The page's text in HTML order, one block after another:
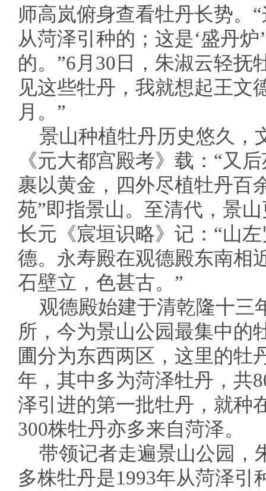
师高岚俯身查看牡丹长势。
从菏泽引种的；这是‘盛丹
的。”6月30日，朱淑云轻抚
见这些牡丹，我就想起王文
月。”
景山种植牡丹历史悠久，
《元大都宫殿考》载：“又
裹以黄金，四外尽植牡丹百
苑”即指景山。至清代，景
长元《宸垣识略》记：“山
德。永寿殿在观德殿东南相
石壁立，色甚古。”
观德殿始建于清乾隆十三
所，今为景山公园最集中的
圃分为东西两区，这里的牡
年，其中多为菏泽牡丹，共
泽引进的第一批牡丹，就种
300株牡丹亦多来自菏泽。
带领记者走遍景山公园，
多株牡丹是1993年从菏泽引